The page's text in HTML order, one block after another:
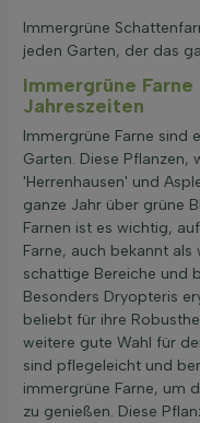
Immergrüne
jeden Garten, der das
Immergrüne
Jahreszeiten
Immergrüne Farne sind
Garten. Diese Pflanzen,
'Herrenhausen' und
ganze Jahr über grüne
Farnen ist es wichtig,
Farne, auch bekannt
schattige Bereiche und
Besonders Dryopteris
beliebt für ihre
weitere gute Wahl für
sind pflegeleicht und
immergrüne Farne, um
zu genießen. Diese